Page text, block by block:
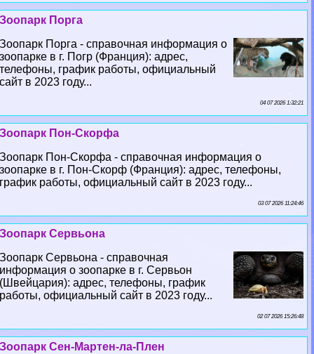
Зоопарк Порга
Зоопарк Порга - справочная информация о
зоопарке в г. Погр (Франция): адрес,
телефоны, график работы, официальный
сайт в 2023 году...
04 07 2026 1:32:21
Зоопарк Пон-Скорфа
Зоопарк Пон-Скорфа - справочная информация о
зоопарке в г. Пон-Скорф (Франция): адрес, телефоны,
график работы, официальный сайт в 2023 году...
03 07 2026 11:24:46
Зоопарк Сервьона
Зоопарк Сервьона - справочная
информация о зоопарке в г. Сервьон
(Швейцария): адрес, телефоны, график
работы, официальный сайт в 2023 году...
02 07 2026 15:26:48
Зоопарк Сен-Мартен-ла-Плен